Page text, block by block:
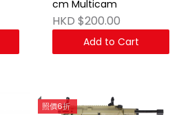
cm Multicam
HKD $200.00
Add to Cart
照價6折